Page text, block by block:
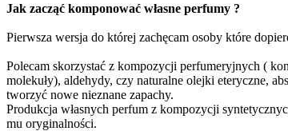
Jak zacząć komponować własne perfumy ?
Pierwsza wersja do której zachęcam osoby które
Polecam skorzystać z kompozycji perfumeryjnych (
molekuły), aldehydy, czy naturalne olejki eteryczne,
tworzyć nowe nieznane zapachy.
Produkcja własnych perfum z kompozycji
mu oryginalności.